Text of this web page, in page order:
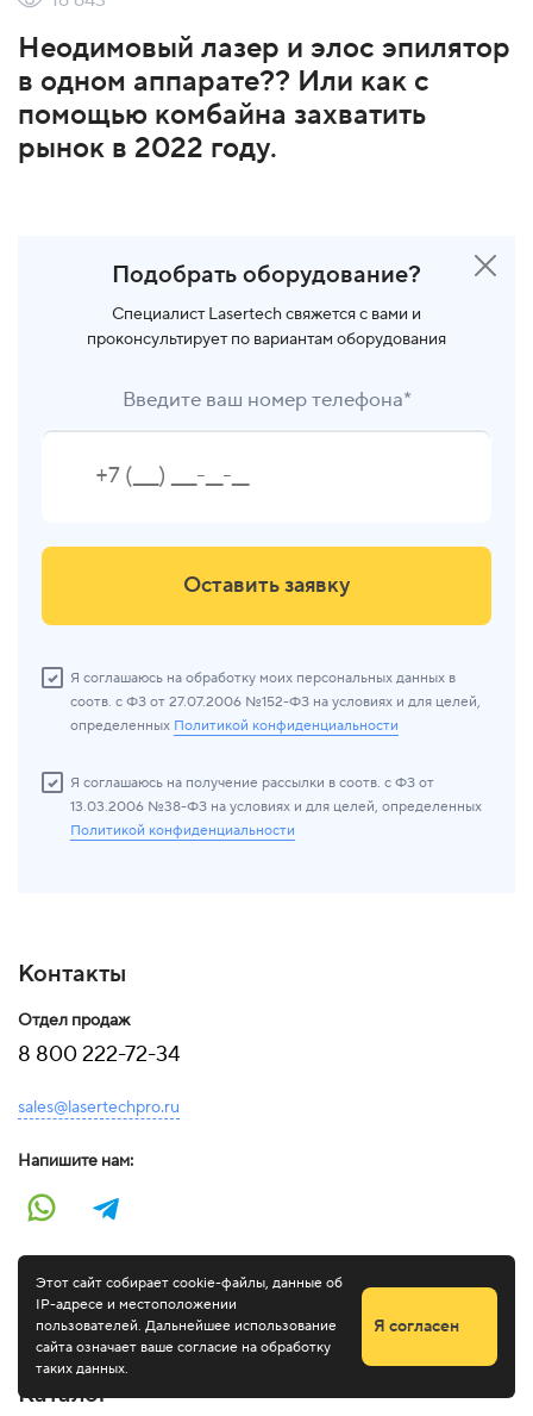
Неодимовый лазер и элос эпилятор
в одном аппарате?? Или как с
помощью комбайна захватить
рынок в 2022 году.
Подобрать оборудование?
Специалист Lasertech свяжется с вами и
проконсультирует по вариантам оборудования
Введите ваш номер телефона*
Оставить заявку
Я соглашаюсь на обработку моих персональных данных в
соотв. с ФЗ от 27.07.2006 №152-ФЗ на условиях и для целей,
определенных Политикой конфиденциальности
Я соглашаюсь на получение рассылки в соотв. с ФЗ от
13.03.2006 №38-ФЗ на условиях и для целей, определенных
Политикой конфиденциальности
Контакты
Отдел продаж
8 800 222-72-34
sales@lasertechpro.ru
Напишите нам:
Присоединяйтесь к нам:
Каталог
Оставить заявку
Этот сайт собирает cookie-файлы, данные об
IP-адресе и местоположении
пользователей. Дальнейшее использование
сайта означает ваше согласие на обработку
таких данных.
Я согласен